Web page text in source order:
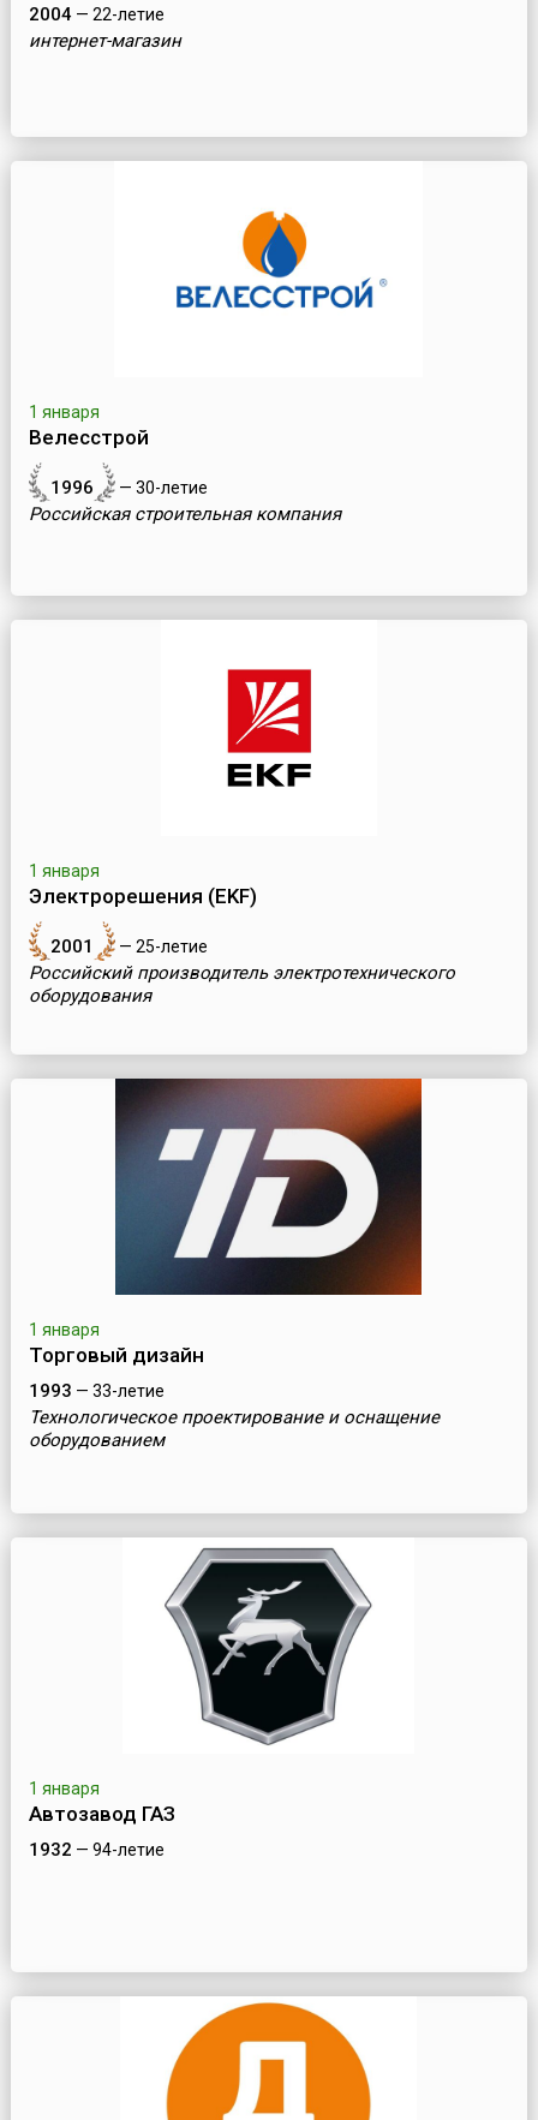
2004— 22-летие
интернет-магазин
1 января
Велесстрой
1996 — 30-летие
Российская строительная компания
1 января
Электрорешения (EKF)
2001 — 25-летие
Российский производитель электротехнического
оборудования
1 января
Торговый дизайн
1993 — 33-летие
Технологическое проектирование и оснащение
оборудованием
1 января
Автозавод ГАЗ
1932 — 94-летие